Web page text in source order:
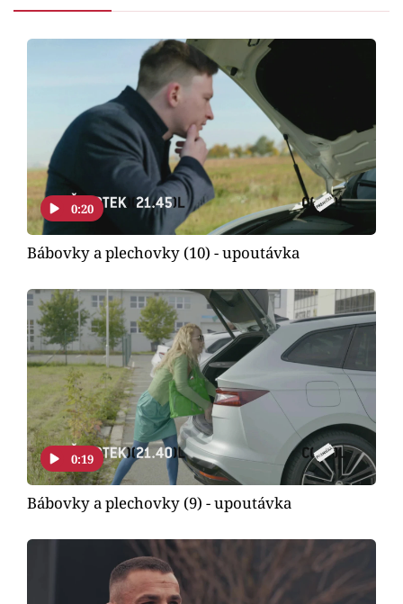
Vztahy
Horoskopy
Sledujte prima+
Filmový festival Karlovy Vary
Pořady
Přihlášení
Sledujte nás
0:20
Bábovky a plechovky (10) - upoutávka
0:19
Bábovky a plechovky (9) - upoutávka